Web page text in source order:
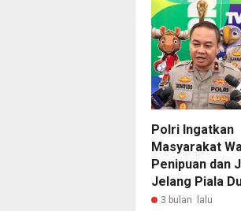
Polri Ingatkan
Masyarakat
Penipuan dan
Jelang Piala
3 bulan lalu